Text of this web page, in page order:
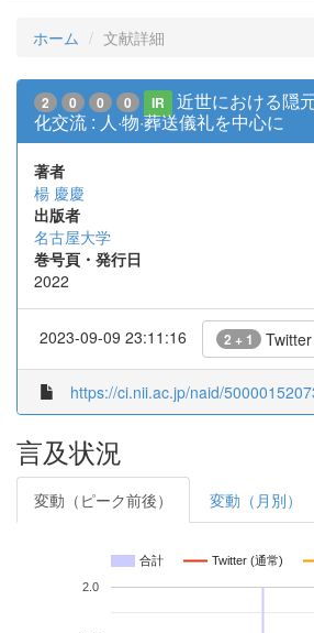
ホーム 文献詳細
2 0 0 0 IR
近世における隠
化交流 : 人·物·葬送儀礼を中心に
著者
楊 慶慶
出版者
名古屋大学
巻号頁・発行日
2022
2023-09-09 23:11:16 2 + 1 Twitter
https://ci.nii.ac.jp/naid/
言及状況
変動（ピーク前後） 変動（月別）
合計 Twitter (通常)
2.0